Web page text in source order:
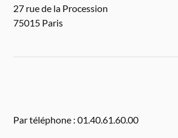
27 rue de la Procession
75015 Paris
Par téléphone : 01.40.61.60.00